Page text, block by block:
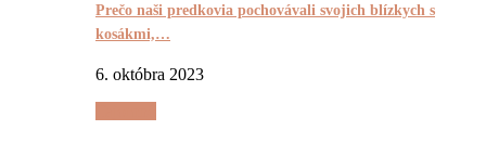
Prečo naši predkovia pochovávali svojich blízkych s
kosákmi,…
6. októbra 2023